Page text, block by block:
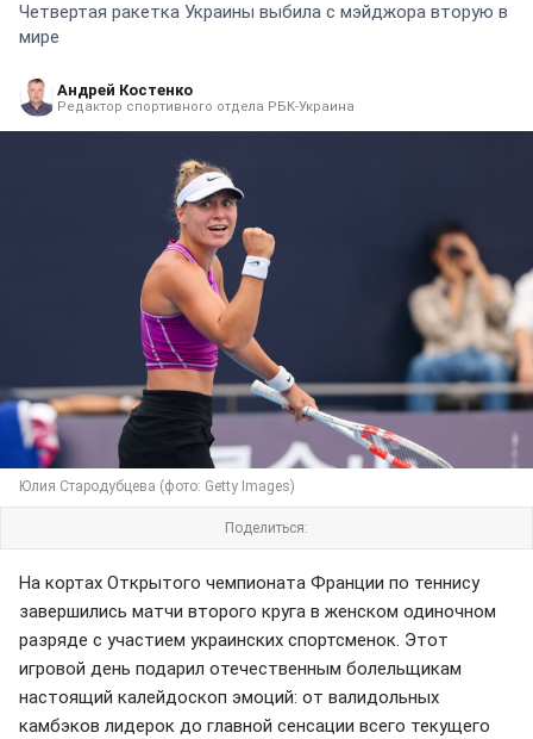
Четвертая ракетка Украины выбила с мэйджора вторую в
мире
Андрей Костенко
Редактор спортивного отдела РБК-Украина
Юлия Стародубцева (фото: Getty Images)
Поделиться:
На кортах Открытого чемпионата Франции по теннису
завершились матчи второго круга в женском одиночном
разряде с участием украинских спортсменок. Этот
игровой день подарил отечественным болельщикам
настоящий калейдоскоп эмоций: от валидольных
камбэков лидерок до главной сенсации всего текущего